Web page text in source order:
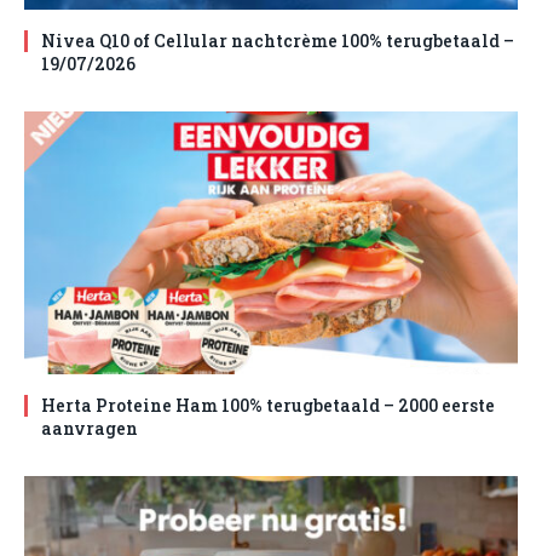
Nivea Q10 of Cellular nachtcrème 100% terugbetaald –
19/07/2026
Herta Proteine Ham 100% terugbetaald – 2000 eerste
aanvragen